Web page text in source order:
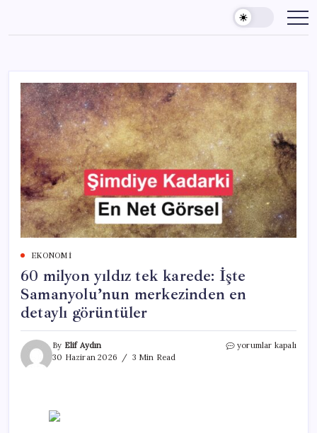
content
EKONOMI
60 milyon yıldız tek karede: İşte
Samanyolu’nun merkezinden en
detaylı görüntüler
By Elif Aydın
30 Haziran 2026
3 Min Read
60
yorumlar kapalı